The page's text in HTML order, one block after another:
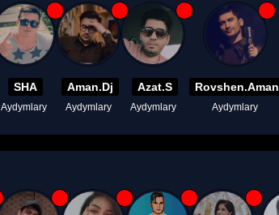
SHA
Aydymlary
Aman.Dj
Aydymlary
Azat.S
Aydymlary
Rovshen.Aman
Aydymlary